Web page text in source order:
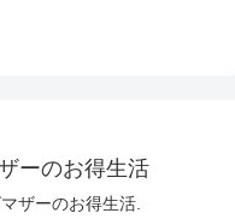
ーのお得生活
ザーのお得生活.